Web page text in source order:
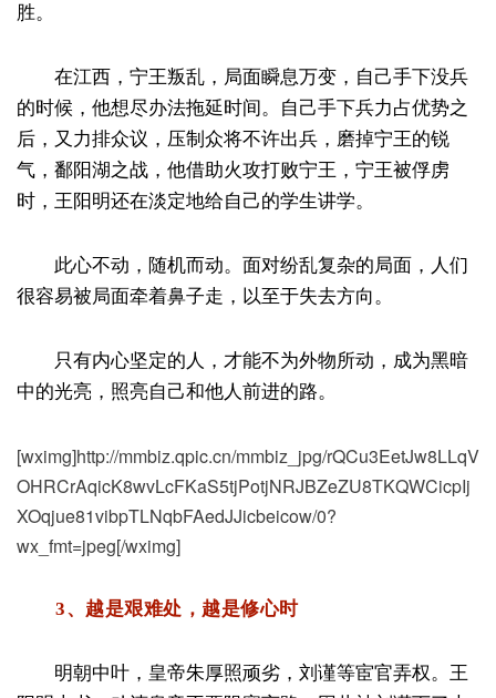
胜。
在江西，宁王叛乱，局面瞬息万变，自己手下没兵
的时候，他想尽办法拖延时间。自己手下兵力占优势之
后，又力排众议，压制众将不许出兵，磨掉宁王的锐
气，鄱阳湖之战，他借助火攻打败宁王，宁王被俘虏
时，王阳明还在淡定地给自己的学生讲学。
此心不动，随机而动。面对纷乱复杂的局面，人们
很容易被局面牵着鼻子走，以至于失去方向。
只有内心坚定的人，才能不为外物所动，成为黑暗
中的光亮，照亮自己和他人前进的路。
[wximg]http://mmbiz.qpic.cn/mmbiz_jpg/rQCu3EetJw8LLqV
OHRCrAqicK8wvLcFKaS5tjPotjNRJBZeZU8TKQWCicpIj
XOqjue81vibpTLNqbFAedJJicbeicow/0?
wx_fmt=jpeg[/wximg]
3、越是艰难处，越是修心时
明朝中叶，皇帝朱厚照顽劣，刘谨等宦官弄权。王